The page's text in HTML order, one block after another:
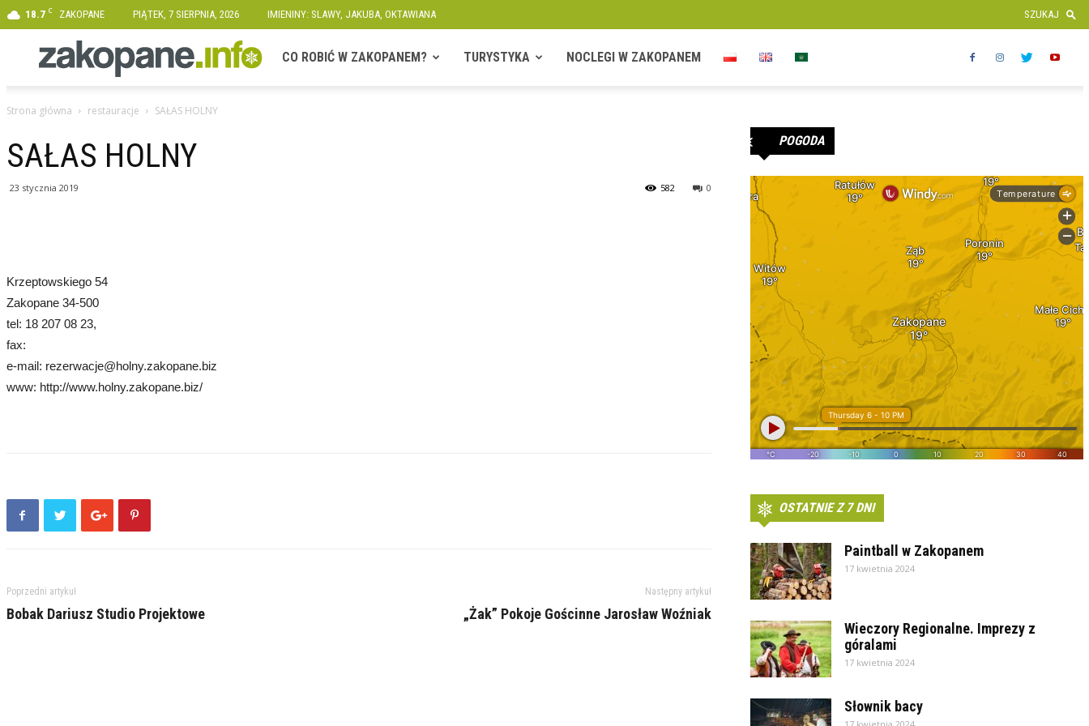
18.7 C ZAKOPANE PIĄTEK, 7 SIERPNIA, 2026 IMIENINY: SLAWY, JAKUBA, OKTAWIANA
Zakopane.info
CO ROBIĆ W ZAKOPANEM? TURYSTYKA NOCLEGI W ZAKOPANEM
Strona główna restauracje SAŁAS HOLNY
SAŁAS HOLNY
23 stycznia 2019 0
582
Krzeptowskiego 54
Zakopane 34-500
tel: 18 207 08 23,
fax:
e-mail: rezerwacje@holny.zakopane.biz
www: http://www.holny.zakopane.biz/
Poprzedni artykuł
Bobak Dariusz Studio Projektowe
Następny artykuł
„Żak” Pokoje Gościnne Jarosław Woźniak
POGODA
OSTATNIE Z 7 DNI
Paintball w Zakopanem
17 kwietnia 2024
Wieczory Regionalne. Imprezy z
góralami
17 kwietnia 2024
Słownik bacy